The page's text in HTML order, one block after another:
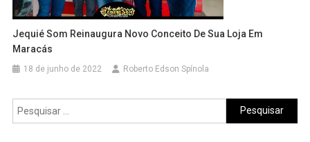
Jequié Som Reinaugura Novo Conceito De Sua Loja Em
Maracás
18 de junho de 2022 Roberto Edson Spínola
Pesquisar
por: